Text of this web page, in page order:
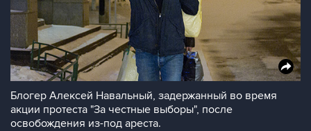
Блогер Алексей Навальный, задержанный во время
акции протеста "За честные выборы", после
освобождения из-под ареста.